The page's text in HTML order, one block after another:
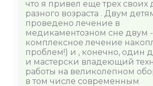
что я привел еще трех своих
разного возраста . Двум
проведено лечение в
медикаментозном сне двум -
комплексное лечение
проблем!) и , конечно, один
и мастерски владеющий
работы на великолепном
в том числе современным